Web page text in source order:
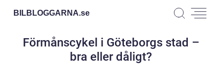
BILBLOGGARNA.se
Förmånscykel i Göteborgs stad –
bra eller dåligt?